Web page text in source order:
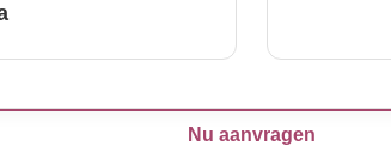
Nu aanvragen